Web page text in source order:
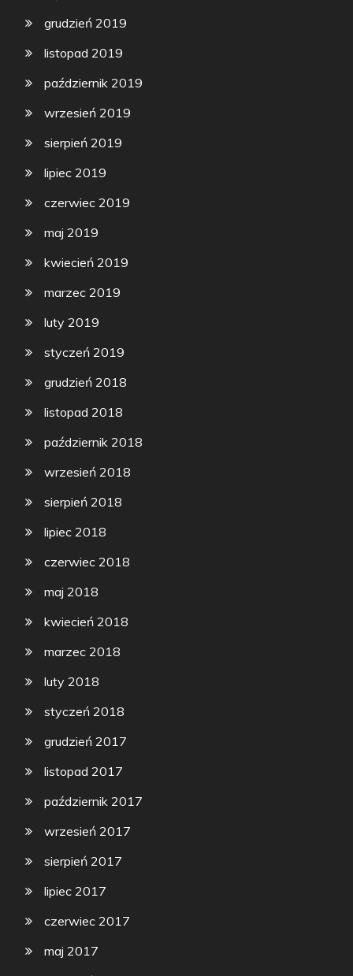
grudzień 2019
listopad 2019
październik 2019
wrzesień 2019
sierpień 2019
lipiec 2019
czerwiec 2019
maj 2019
kwiecień 2019
marzec 2019
luty 2019
styczeń 2019
grudzień 2018
listopad 2018
październik 2018
wrzesień 2018
sierpień 2018
lipiec 2018
czerwiec 2018
maj 2018
kwiecień 2018
marzec 2018
luty 2018
styczeń 2018
grudzień 2017
listopad 2017
październik 2017
wrzesień 2017
sierpień 2017
lipiec 2017
czerwiec 2017
maj 2017